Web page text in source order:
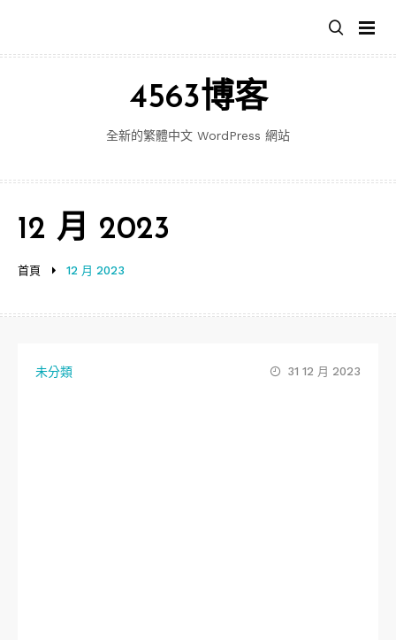
主
4563博客
全新的繁體中文 WordPress 網站
首頁 12 月 2023
12 月 2023
未分類 31 12 月 2023